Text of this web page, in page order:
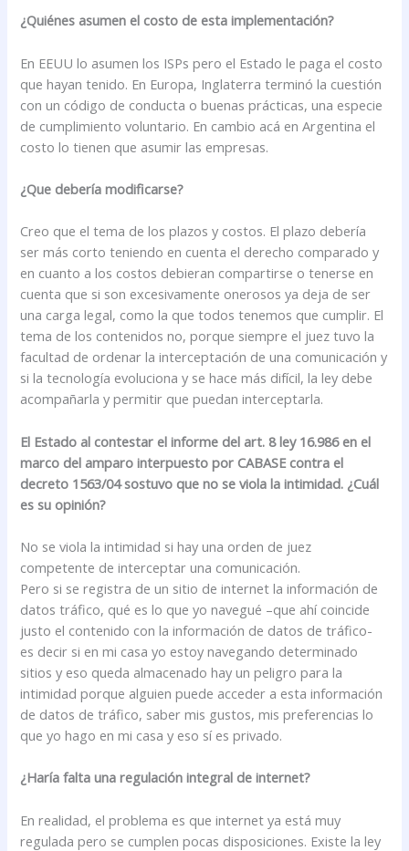
¿Quiénes asumen el costo de esta implementación?
En EEUU lo asumen los ISPs pero el Estado le paga el costo
que hayan tenido. En Europa, Inglaterra terminó la cuestión
con un código de conducta o buenas prácticas, una especie
de cumplimiento voluntario. En cambio acá en Argentina el
costo lo tienen que asumir las empresas.
¿Que debería modificarse?
Creo que el tema de los plazos y costos. El plazo debería
ser más corto teniendo en cuenta el derecho comparado y
en cuanto a los costos debieran compartirse o tenerse en
cuenta que si son excesivamente onerosos ya deja de ser
una carga legal, como la que todos tenemos que cumplir. El
tema de los contenidos no, porque siempre el juez tuvo la
facultad de ordenar la interceptación de una comunicación y
si la tecnología evoluciona y se hace más difícil, la ley debe
acompañarla y permitir que puedan interceptarla.
El Estado al contestar el informe del art. 8 ley 16.986 en el
marco del amparo interpuesto por CABASE contra el
decreto 1563/04 sostuvo que no se viola la intimidad. ¿Cuál
es su opinión?
No se viola la intimidad si hay una orden de juez
competente de interceptar una comunicación.
Pero si se registra de un sitio de internet la información de
datos tráfico, qué es lo que yo navegué –que ahí coincide
justo el contenido con la información de datos de tráfico-
es decir si en mi casa yo estoy navegando determinado
sitios y eso queda almacenado hay un peligro para la
intimidad porque alguien puede acceder a esta información
de datos de tráfico, saber mis gustos, mis preferencias lo
que yo hago en mi casa y eso sí es privado.
¿Haría falta una regulación integral de internet?
En realidad, el problema es que internet ya está muy
regulada pero se cumplen pocas disposiciones. Existe la ley